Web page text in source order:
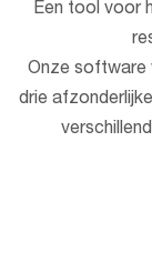
Een tool voor
Onze software
drie